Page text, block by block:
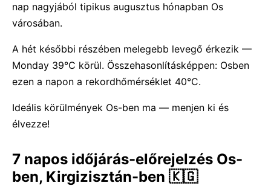
nap nagyjából tipikus augusztus hónapban Os
városában.
A hét későbbi részében melegebb levegő érkezik —
Monday 39°C körül. Összehasonlításképpen: Osben
ezen a napon a rekordhőmérséklet 40°C.
Ideális körülmények Os-ben ma — menjen ki és
élvezze!
7 napos időjárás-előrejelzés Os-
ben, Kirgizisztán-ben 🇰🇬